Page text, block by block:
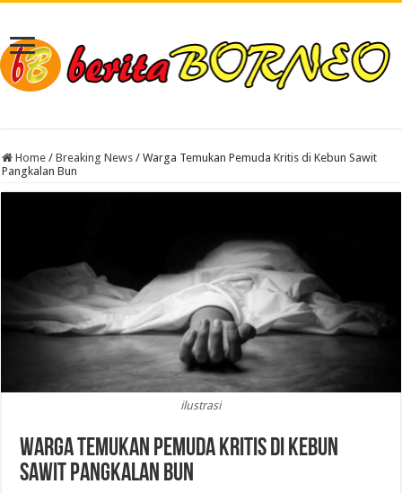
Home / Breaking News / Warga Temukan Pemuda Kritis di Kebun Sawit
Pangkalan Bun
ilustrasi
Warga Temukan Pemuda Kritis di Kebun
Sawit Pangkalan Bun